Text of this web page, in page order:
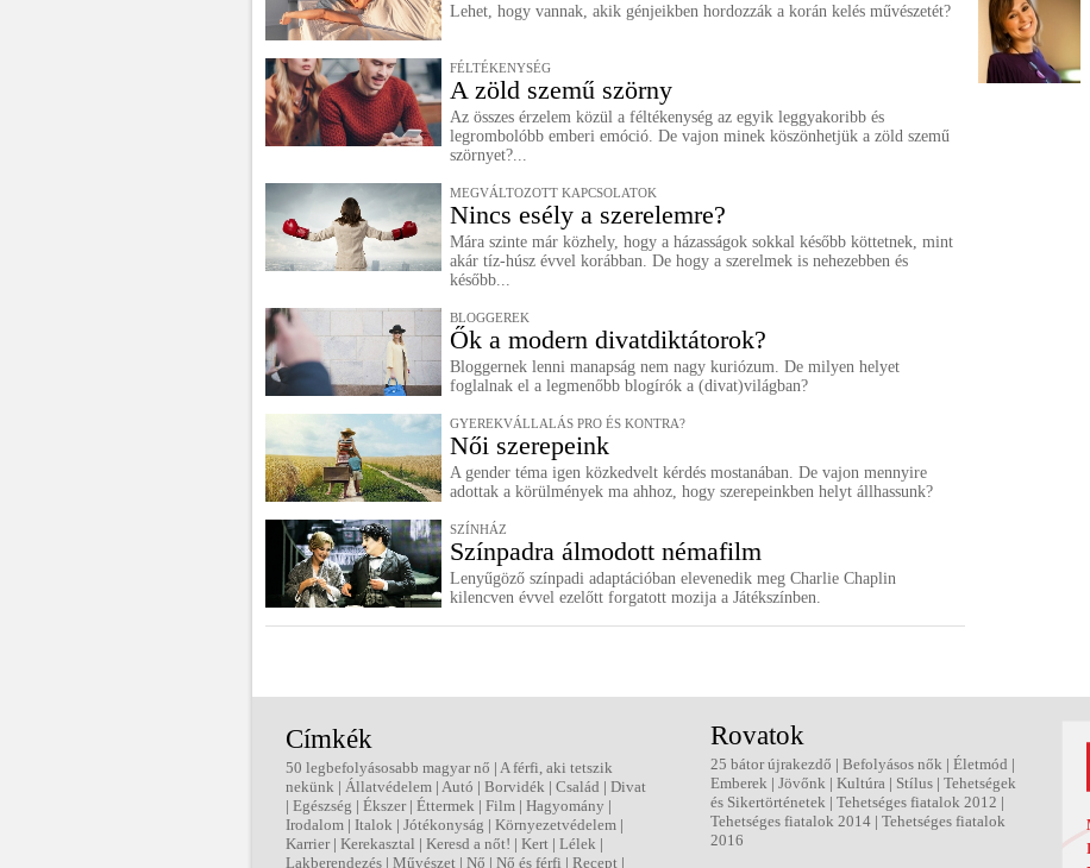
Lehet, hogy vannak, akik génjeikben hordozzák a korán kelés művészetét?
FÉLTÉKENYSÉG
A zöld szemű szörny
Az összes érzelem közül a féltékenység az egyik leggyakoribb és
legrombolóbb emberi emóció. De vajon minek köszönhetjük a zöld szemű
szörnyet?...
MEGVÁLTOZOTT KAPCSOLATOK
Nincs esély a szerelemre?
Mára szinte már közhely, hogy a házasságok sokkal később köttetnek, mint
akár tíz-húsz évvel korábban. De hogy a szerelmek is nehezebben és
később...
BLOGGEREK
Ők a modern divatdiktátorok?
Bloggernek lenni manapság nem nagy kuriózum. De milyen helyet
foglalnak el a legmenőbb blogírók a (divat)világban?
GYEREKVÁLLALÁS PRO ÉS KONTRA?
Női szerepeink
A gender téma igen közkedvelt kérdés mostanában. De vajon mennyire
adottak a körülmények ma ahhoz, hogy szerepeinkben helyt állhassunk?
SZÍNHÁZ
Színpadra álmodott némafilm
Lenyűgöző színpadi adaptációban elevenedik meg Charlie Chaplin
kilencven évvel ezelőtt forgatott mozija a Játékszínben.
Címkék
50 legbefolyásosabb magyar nő | A férfi, aki tetszik
nekünk | Állatvédelem | Autó | Borvidék | Család | Divat
| Egészség | Ékszer| Éttermek | Film | Hagyomány |
Irodalom | Italok | Jótékonyság | Környezetvédelem |
Karrier| Kerekasztal | Keresd a nőt! | Kert | Lélek |
Lakberendezés | Művészet | Nő | Nő és férfi | Recept |
Rovatok
25 bátor újrakezdő | Befolyásos nők | Életmód |
Emberek | Jövőnk | Kultúra | Stílus | Tehetségek
és Sikertörténetek | Tehetséges fiatalok 2012 |
Tehetséges fiatalok 2014 | Tehetséges fiatalok
2016